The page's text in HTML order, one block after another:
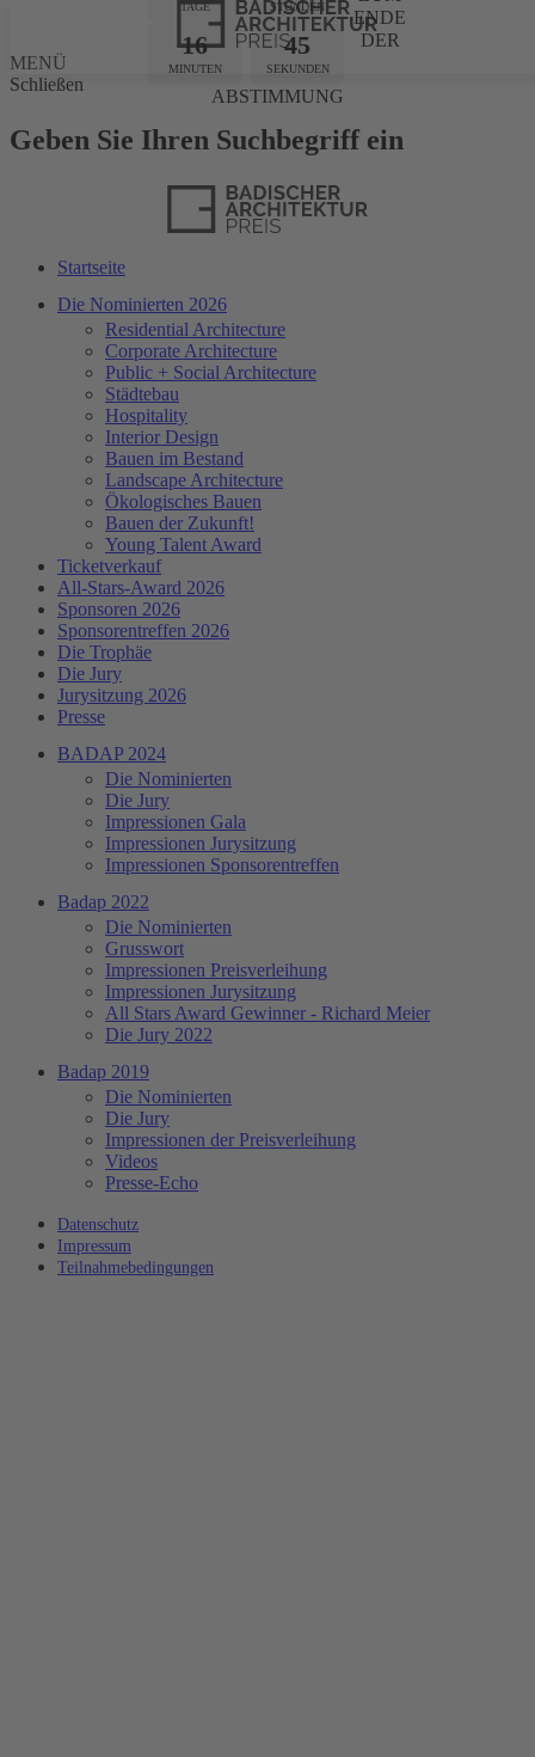
TAGE STUNDEN
16
MINUTEN
45
SEKUNDEN
ENDE
DER
ABSTIMMUNG
MENÜ
Schließen
Geben Sie Ihren Suchbegriff ein
Startseite
Die Nominierten 2026
Residential Architecture
Corporate Architecture
Public + Social Architecture
Städtebau
Hospitality
Interior Design
Bauen im Bestand
Landscape Architecture
Ökologisches Bauen
Bauen der Zukunft!
Young Talent Award
Ticketverkauf
All-Stars-Award 2026
Sponsoren 2026
Sponsorentreffen 2026
Die Trophäe
Die Jury
Jurysitzung 2026
Presse
BADAP 2024
Die Nominierten
Die Jury
Impressionen Gala
Impressionen Jurysitzung
Impressionen Sponsorentreffen
Badap 2022
Die Nominierten
Grusswort
Impressionen Preisverleihung
Impressionen Jurysitzung
All Stars Award Gewinner - Richard Meier
Die Jury 2022
Badap 2019
Die Nominierten
Die Jury
Impressionen der Preisverleihung
Videos
Presse-Echo
Datenschutz
Impressum
Teilnahmebedingungen